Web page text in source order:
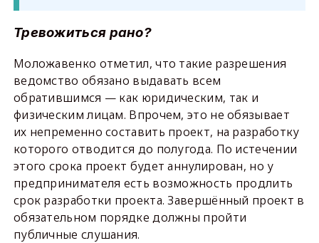
Тревожиться рано?
Моложавенко отметил, что такие разрешения
ведомство обязано выдавать всем
обратившимся — как юридическим, так и
физическим лицам. Впрочем, это не обязывает
их непременно составить проект, на разработку
которого отводится до полугода. По истечении
этого срока проект будет аннулирован, но у
предпринимателя есть возможность продлить
срок разработки проекта. Завершённый проект в
обязательном порядке должны пройти
публичные слушания.